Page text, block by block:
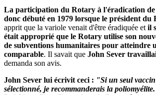
La participation du Rotary à l'éradication de
donc débuté en 1979 lorsque le président du
apprit que la variole venait d'être éradiquée et il
était approprié que le Rotary utilise son
de subventions humanitaires pour atteindre
comparable. Il savait que John Sever
demanda son avis.
John Sever lui écrivit ceci : "Si un seul
sélectionné, je recommanderais la